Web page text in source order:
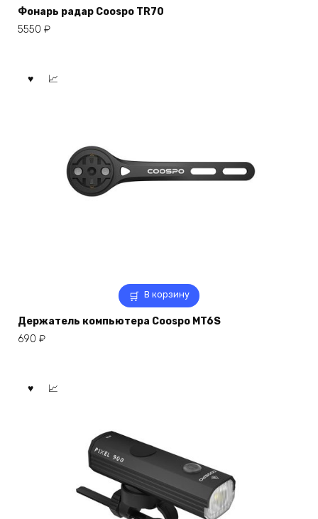
Фонарь радар Coospo TR70
5550 ₽
В корзину
Держатель компьютера Coospo MT6S
690 ₽